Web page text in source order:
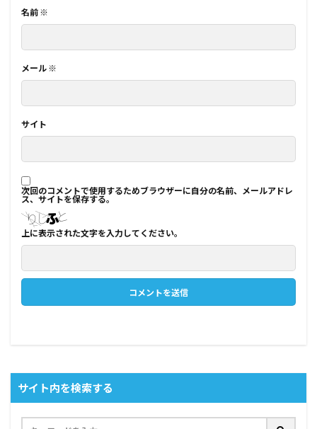
名前 ※
メール ※
サイト
次回のコメントで使用するためブラウザーに自分の名前、メールアドレ
ス、サイトを保存する。
上に表示された文字を入力してください。
サイト内を検索する